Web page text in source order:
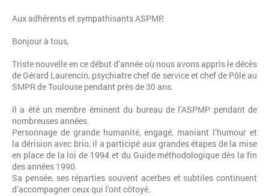
Aux adhérents et sympathisants ASPMP,
Bonjour à tous,
Triste nouvelle en ce début d’année où nous avons appris le décès
de Gérard Laurencin, psychiatre chef de service et chef de Pôle au
SMPR de Toulouse pendant près de 30 ans.
Il a été un membre éminent du bureau de l’ASPMP pendant de
nombreuses années.
Personnage de grande humanité, engagé, maniant l’humour et
la dérision avec brio, il a participé aux grandes étapes de la mise
en place de la loi de 1994 et du Guide méthodologique dès la fin
des années 1990.
Sa pensée, ses réparties souvent acerbes et subtiles continuent
d’accompagner ceux qui l’ont côtoyé.